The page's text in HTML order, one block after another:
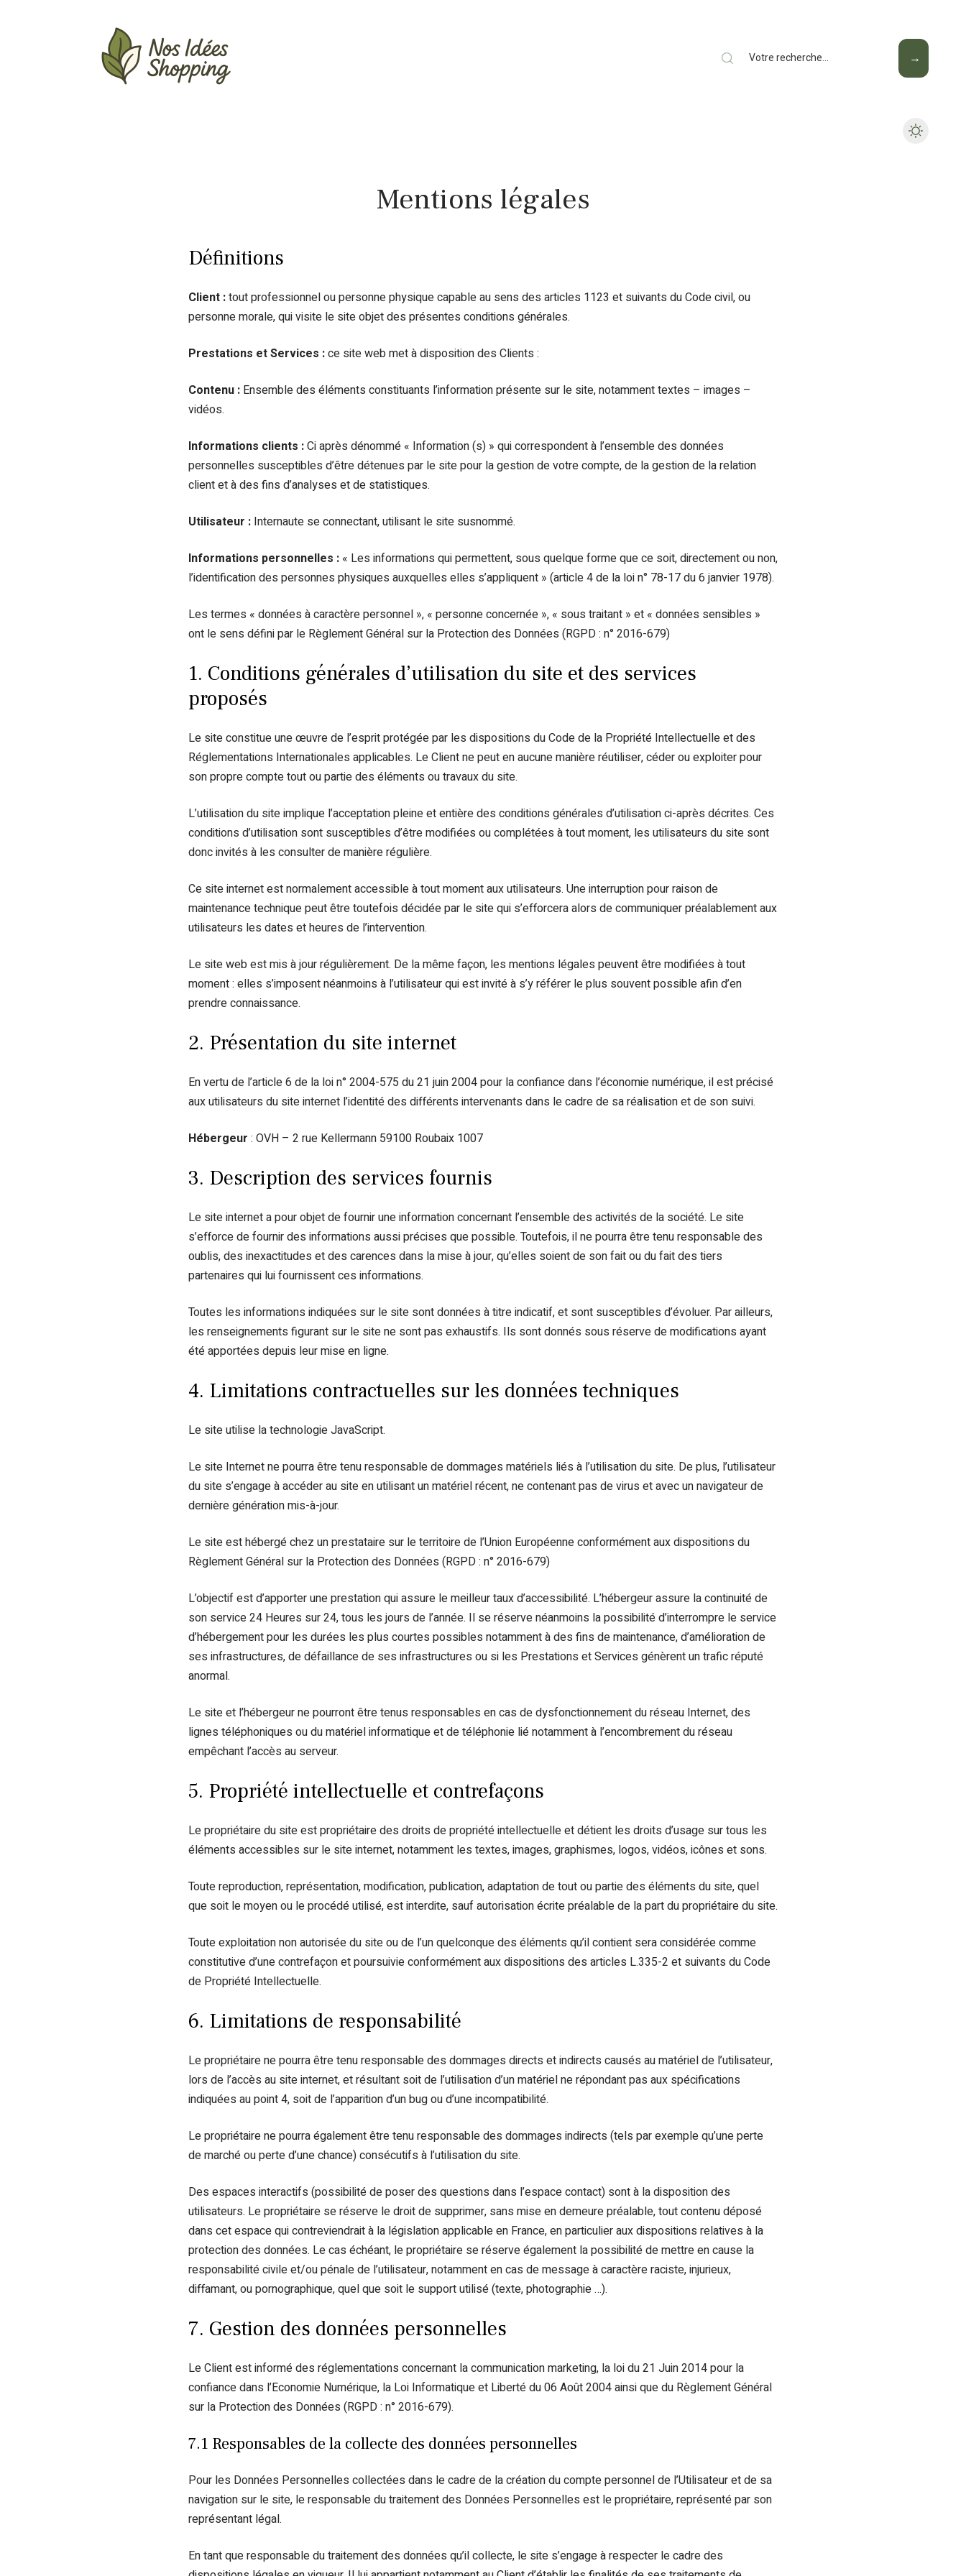
Mentions légales
Définitions
Client :tout professionnel ou personne physique capable au sens des articles 1123 et suivants du Code civil, ou
personne morale, qui visite le site objet des présentes conditions générales.
Prestations et Services :ce site web met à disposition des Clients :
Contenu : Ensemble des éléments constituants l’information présente sur le site, notamment textes – images –
vidéos.
Informations clients :Ci après dénommé « Information (s) » qui correspondent à l’ensemble des données
personnelles susceptibles d’être détenues par le site pour la gestion de votre compte, de la gestion de la relation
client et à des fins d’analyses et de statistiques.
Utilisateur : Internaute se connectant, utilisant le site susnommé.
Informations personnelles : « Les informations qui permettent, sous quelque forme que ce soit, directement ou non,
l’identification des personnes physiques auxquelles elles s’appliquent » (article 4 de la loi n° 78-17 du 6 janvier 1978).
Les termes « données à caractère personnel », « personne concernée », « sous traitant » et « données sensibles »
ont le sens défini par le Règlement Général sur la Protection des Données (RGPD : n° 2016-679)
1. Conditions générales d’utilisation du site et des services
proposés
Le site constitue une œuvre de l’esprit protégée par les dispositions du Code de la Propriété Intellectuelle et des
Réglementations Internationales applicables. Le Client ne peut en aucune manière réutiliser, céder ou exploiter pour
son propre compte tout ou partie des éléments ou travaux du site.
L’utilisation du site implique l’acceptation pleine et entière des conditions générales d’utilisation ci-après décrites. Ces
conditions d’utilisation sont susceptibles d’être modifiées ou complétées à tout moment, les utilisateurs du site sont
donc invités à les consulter de manière régulière.
Ce site internet est normalement accessible à tout moment aux utilisateurs. Une interruption pour raison de
maintenance technique peut être toutefois décidée par le site qui s’efforcera alors de communiquer préalablement aux
utilisateurs les dates et heures de l’intervention.
Le site web est mis à jour régulièrement. De la même façon, les mentions légales peuvent être modifiées à tout
moment : elles s’imposent néanmoins à l’utilisateur qui est invité à s’y référer le plus souvent possible afin d’en
prendre connaissance.
2. Présentation du site internet
En vertu de l’article 6 de la loi n° 2004-575 du 21 juin 2004 pour la confiance dans l’économie numérique, il est précisé
aux utilisateurs du site internet l’identité des différents intervenants dans le cadre de sa réalisation et de son suivi.
Hébergeur : OVH – 2 rue Kellermann 59100 Roubaix 1007
3. Description des services fournis
Le site internet a pour objet de fournir une information concernant l’ensemble des activités de la société. Le site
s’efforce de fournir des informations aussi précises que possible. Toutefois, il ne pourra être tenu responsable des
oublis, des inexactitudes et des carences dans la mise à jour, qu’elles soient de son fait ou du fait des tiers
partenaires qui lui fournissent ces informations.
Toutes les informations indiquées sur le site sont données à titre indicatif, et sont susceptibles d’évoluer. Par ailleurs,
les renseignements figurant sur le site ne sont pas exhaustifs. Ils sont donnés sous réserve de modifications ayant
été apportées depuis leur mise en ligne.
4. Limitations contractuelles sur les données techniques
Le site utilise la technologie JavaScript.
Le site Internet ne pourra être tenu responsable de dommages matériels liés à l’utilisation du site. De plus, l’utilisateur
du site s’engage à accéder au site en utilisant un matériel récent, ne contenant pas de virus et avec un navigateur de
dernière génération mis-à-jour.
Le site est hébergé chez un prestataire sur le territoire de l’Union Européenne conformément aux dispositions du
Règlement Général sur la Protection des Données (RGPD : n° 2016-679)
L’objectif est d’apporter une prestation qui assure le meilleur taux d’accessibilité. L’hébergeur assure la continuité de
son service 24 Heures sur 24, tous les jours de l’année. Il se réserve néanmoins la possibilité d’interrompre le service
d’hébergement pour les durées les plus courtes possibles notamment à des fins de maintenance, d’amélioration de
ses infrastructures, de défaillance de ses infrastructures ou si les Prestations et Services génèrent un trafic réputé
anormal.
Le site et l’hébergeur ne pourront être tenus responsables en cas de dysfonctionnement du réseau Internet, des
lignes téléphoniques ou du matériel informatique et de téléphonie lié notamment à l’encombrement du réseau
empêchant l’accès au serveur.
5. Propriété intellectuelle et contrefaçons
Le propriétaire du site est propriétaire des droits de propriété intellectuelle et détient les droits d’usage sur tous les
éléments accessibles sur le site internet, notamment les textes, images, graphismes, logos, vidéos, icônes et sons.
Toute reproduction, représentation, modification, publication, adaptation de tout ou partie des éléments du site, quel
que soit le moyen ou le procédé utilisé, est interdite, sauf autorisation écrite préalable de la part du propriétaire du site.
Toute exploitation non autorisée du site ou de l’un quelconque des éléments qu’il contient sera considérée comme
constitutive d’une contrefaçon et poursuivie conformément aux dispositions des articles L.335-2 et suivants du Code
de Propriété Intellectuelle.
6. Limitations de responsabilité
Le propriétaire ne pourra être tenu responsable des dommages directs et indirects causés au matériel de l’utilisateur,
lors de l’accès au site internet, et résultant soit de l’utilisation d’un matériel ne répondant pas aux spécifications
indiquées au point 4, soit de l’apparition d’un bug ou d’une incompatibilité.
Le propriétaire ne pourra également être tenu responsable des dommages indirects (tels par exemple qu’une perte
de marché ou perte d’une chance) consécutifs à l’utilisation du site.
Des espaces interactifs (possibilité de poser des questions dans l’espace contact) sont à la disposition des
utilisateurs. Le propriétaire se réserve le droit de supprimer, sans mise en demeure préalable, tout contenu déposé
dans cet espace qui contreviendrait à la législation applicable en France, en particulier aux dispositions relatives à la
protection des données. Le cas échéant, le propriétaire se réserve également la possibilité de mettre en cause la
responsabilité civile et/ou pénale de l’utilisateur, notamment en cas de message à caractère raciste, injurieux,
diffamant, ou pornographique, quel que soit le support utilisé (texte, photographie …).
7. Gestion des données personnelles
Le Client est informé des réglementations concernant la communication marketing, la loi du 21 Juin 2014 pour la
confiance dans l’Economie Numérique, la Loi Informatique et Liberté du 06 Août 2004 ainsi que du Règlement Général
sur la Protection des Données (RGPD : n° 2016-679).
7.1 Responsables de la collecte des données personnelles
Pour les Données Personnelles collectées dans le cadre de la création du compte personnel de l’Utilisateur et de sa
navigation sur le site, le responsable du traitement des Données Personnelles est le propriétaire, représenté par son
représentant légal.
En tant que responsable du traitement des données qu’il collecte, le site s’engage à respecter le cadre des